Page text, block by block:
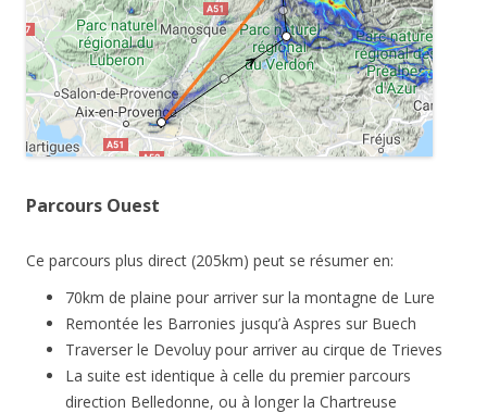
Parcours Ouest
Ce parcours plus direct (205km) peut se résumer en:
70km de plaine pour arriver sur la montagne de Lure
Remontée les Barronies jusqu’à Aspres sur Buech
Traverser le Devoluy pour arriver au cirque de Trieves
La suite est identique à celle du premier parcours
direction Belledonne, ou à longer la Chartreuse